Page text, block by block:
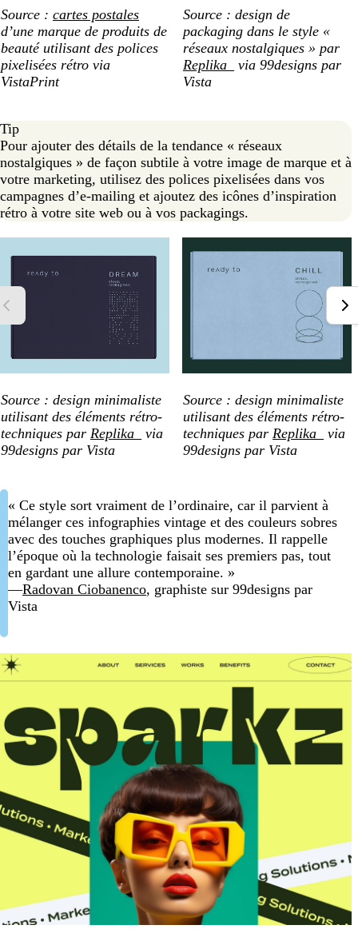
Source : cartes postales
d’une marque de produits de
beauté utilisant des polices
pixelisées rétro via
VistaPrint
Source : design de
packaging dans le style «
réseaux nostalgiques » par
Replika_
via 99designs par
Vista
Tip
Pour ajouter des détails de la tendance « réseaux
nostalgiques » de façon subtile à votre image de marque et à
votre marketing, utilisez des polices pixelisées dans vos
campagnes d’e-mailing et ajoutez des icônes d’inspiration
rétro à votre site web ou à vos packagings.
Source : design minimaliste
utilisant des éléments rétro-
techniques par Replika_
via
99designs par Vista
Source : design minimaliste
utilisant des éléments rétro-
techniques par Replika_
via
99designs par Vista
« Ce style sort vraiment de l’ordinaire, car il parvient à
mélanger ces infographies vintage et des couleurs sobres
avec des touches graphiques plus modernes. Il rappelle
l’époque où la technologie faisait ses premiers pas, tout
en gardant une allure contemporaine. »
—Radovan Ciobanenco, graphiste sur 99designs par
Vista